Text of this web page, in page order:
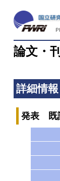
論文・
詳細情報
発表 既